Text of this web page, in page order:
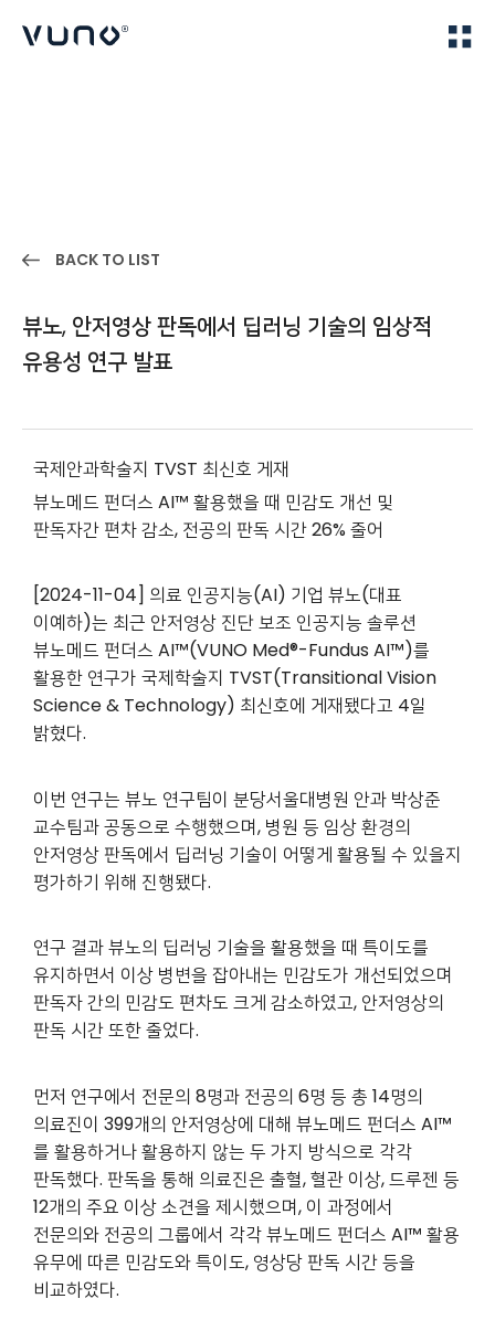
BACK TO LIST
뷰노, 안저영상 판독에서 딥러닝 기술의 임상적
유용성 연구 발표
국제안과학술지 TVST 최신호 게재
뷰노메드 펀더스 AI™ 활용했을 때 민감도 개선 및
판독자간 편차 감소, 전공의 판독 시간 26% 줄어
[2024-11-04] 의료 인공지능(AI) 기업 뷰노(대표
이예하)는 최근 안저영상 진단 보조 인공지능 솔루션
뷰노메드 펀더스 AI™(VUNO Med®-Fundus AI™)를
활용한 연구가 국제학술지 TVST(Transitional Vision
Science & Technology) 최신호에 게재됐다고 4일
밝혔다.
이번 연구는 뷰노 연구팀이 분당서울대병원 안과 박상준
교수팀과 공동으로 수행했으며, 병원 등 임상 환경의
안저영상 판독에서 딥러닝 기술이 어떻게 활용될 수 있을지
평가하기 위해 진행됐다.
연구 결과 뷰노의 딥러닝 기술을 활용했을 때 특이도를
유지하면서 이상 병변을 잡아내는 민감도가 개선되었으며
판독자 간의 민감도 편차도 크게 감소하였고, 안저영상의
판독 시간 또한 줄었다.
먼저 연구에서 전문의 8명과 전공의 6명 등 총 14명의
의료진이 399개의 안저영상에 대해 뷰노메드 펀더스 AI™
를 활용하거나 활용하지 않는 두 가지 방식으로 각각
판독했다. 판독을 통해 의료진은 출혈, 혈관 이상, 드루젠 등
12개의 주요 이상 소견을 제시했으며, 이 과정에서
전문의와 전공의 그룹에서 각각 뷰노메드 펀더스 AI™ 활용
유무에 따른 민감도와 특이도, 영상당 판독 시간 등을
비교하였다.